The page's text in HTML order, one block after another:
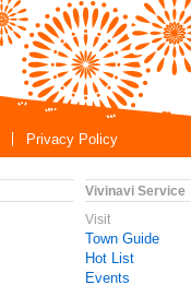
Privacy Policy
Vivinavi Service
Visit
Town Guide
Hot List
Events